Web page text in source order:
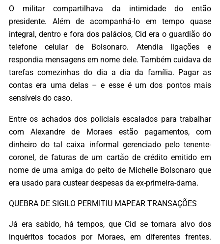
O militar compartilhava da intimidade do então
presidente. Além de acompanhá-lo em tempo quase
integral, dentro e fora dos palácios, Cid era o guardião do
telefone celular de Bolsonaro. Atendia ligações e
respondia mensagens em nome dele. Também cuidava de
tarefas comezinhas do dia a dia da família. Pagar as
contas era uma delas – e esse é um dos pontos mais
sensíveis do caso.
Entre os achados dos policiais escalados para trabalhar
com Alexandre de Moraes estão pagamentos, com
dinheiro do tal caixa informal gerenciado pelo tenente-
coronel, de faturas de um cartão de crédito emitido em
nome de uma amiga do peito de Michelle Bolsonaro que
era usado para custear despesas da ex-primeira-dama.
QUEBRA DE SIGILO PERMITIU MAPEAR TRANSAÇÕES
Já era sabido, há tempos, que Cid se tornara alvo dos
inquéritos tocados por Moraes, em diferentes frentes.